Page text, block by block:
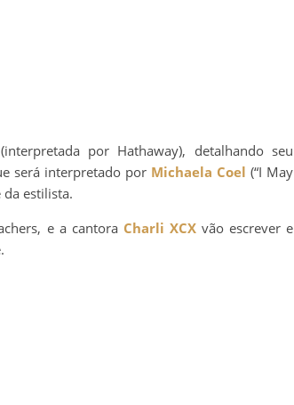
por Hathaway), detalhando seu
será interpretado por Michaela Coel (“I May
da estilista.
e a cantora Charli XCXvão escrever e